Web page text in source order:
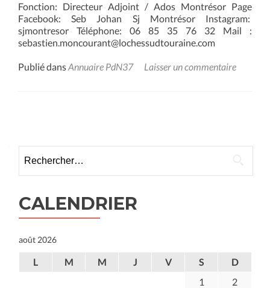
Fonction: Directeur Adjoint / Ados Montrésor Page
Facebook: Seb Johan Sj Montrésor Instagram:
sjmontresor Téléphone: 06 85 35 76 32 Mail :
sebastien.moncourant@lochessudtouraine.com
Publié dansAnnuaire PdN37 Laisser un commentaire
navigation
CALENDRIER
août 2026
L M M J V S
D
1
2